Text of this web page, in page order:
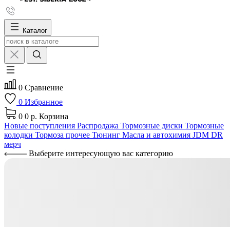
Каталог
0 Сравнение
0 Избранное
0 0 р. Корзина
Новые поступления Распродажа Тормозные диски Тормозные
колодки Тормоза прочее Тюнинг Масла и автохимия JDM DR
мерч
Выберите интересующую вас категорию